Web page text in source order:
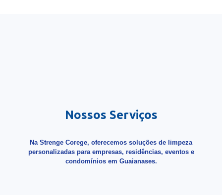
Nossos Serviços
Na Strenge Corege, oferecemos soluções de limpeza
personalizadas para empresas, residências, eventos e
condomínios em Guaianases.